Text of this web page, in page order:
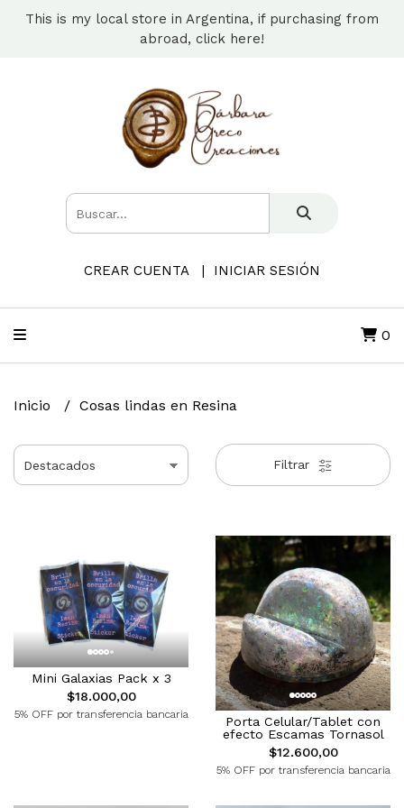
This is my local store in Argentina, if purchasing from
abroad, click here!
CREAR CUENTA INICIAR SESIÓN
0
Inicio Cosas lindas en Resina
Filtrar
Mini Galaxias Pack x 3
$18.000,00
5% OFF por transferencia bancaria
Porta Celular/Tablet con
efecto Escamas Tornasol
$12.600,00
5% OFF por transferencia bancaria